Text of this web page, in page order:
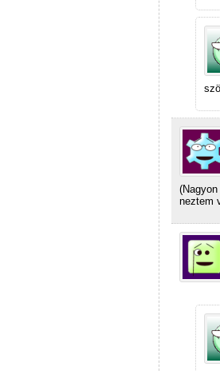
neztem